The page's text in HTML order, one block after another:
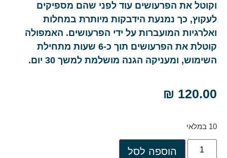
וקוטל את הפרעושים עוד לפני שהם מספיקים
לעקוץ, כך נמנעת הידבקות מיותרת במחלות
ואלרגיות המועברות על ידי הפרעושים. האמפולה
קוטלת את הפרעושים תוך כ-6 שעות מתחילת
השימוש, ומעניקה הגנה מושלמת למשך 30 יום.
₪ 120.00
10 במלאי
הוספה לסל